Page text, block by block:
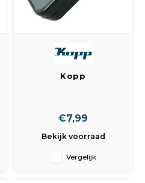
Kopp
€7,99
Bekijk voorraad
Vergelijk